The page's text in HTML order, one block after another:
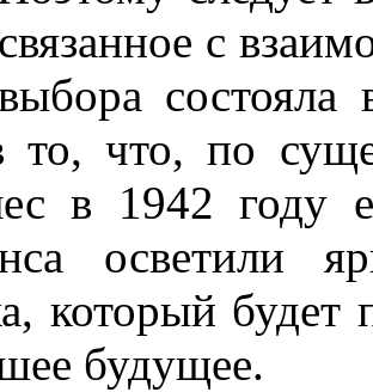
с
то, что, по
в 1942 году
осветили
который будет
будущее.